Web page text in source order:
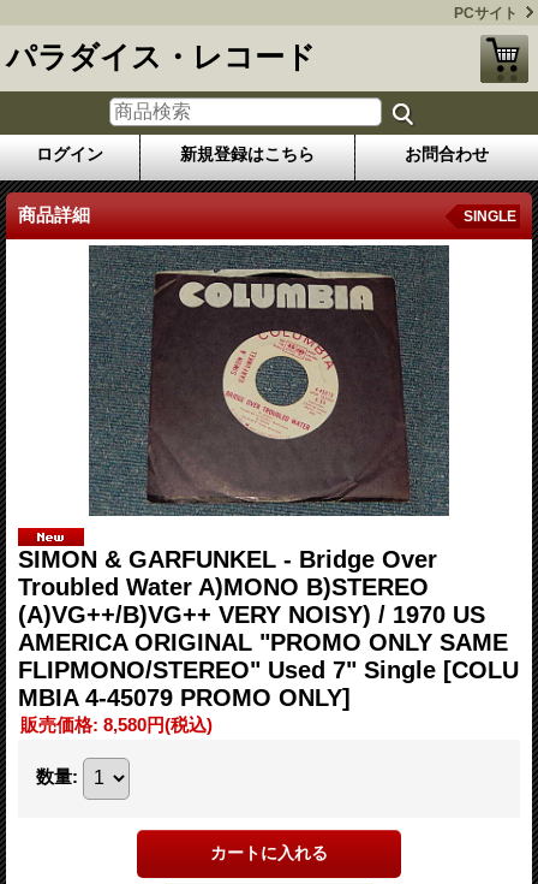
PCサイト
パラダイス・レコード
ログイン 新規登録はこちら お問合わせ
商品詳細 SINGLE
SIMON & GARFUNKEL - Bridge Over
Troubled Water A)MONO B)STEREO
(A)VG++/B)VG++ VERY NOISY) / 1970 US
AMERICA ORIGINAL "PROMO ONLY SAME
FLIPMONO/STEREO" Used 7" Single [COLU
MBIA 4-45079 PROMO ONLY]
販売価格: 8,580円(税込)
数量: